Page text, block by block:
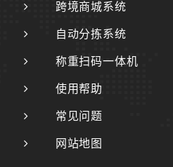
跨境商城系统
自动分拣系统
称重扫码一体机
使用帮助
常见问题
网站地图